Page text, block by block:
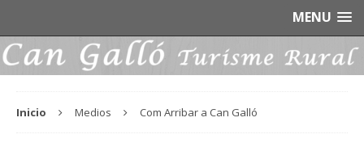
MENU
Inicio Medios Com Arribar a Can Galló